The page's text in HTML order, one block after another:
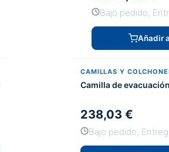
Bajo pedido,
Añadir
CAMILLAS Y
Camilla de
238,03 €
Bajo pedido,